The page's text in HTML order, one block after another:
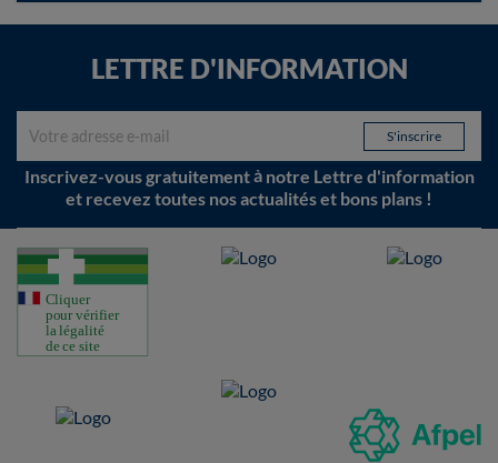
LETTRE D'INFORMATION
Inscrivez-vous gratuitement à notre Lettre d'information
et recevez toutes nos actualités et bons plans !